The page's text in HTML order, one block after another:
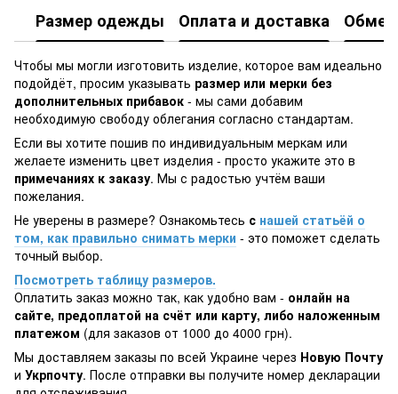
Размер одежды Оплата и доставка Обмен
Чтобы мы могли изготовить изделие, которое вам идеально
подойдёт, просим указывать размер или мерки без
дополнительных прибавок - мы сами добавим
необходимую свободу облегания согласно стандартам.
Если вы хотите пошив по индивидуальным меркам или
желаете изменить цвет изделия - просто укажите это в
примечаниях к заказу. Мы с радостью учтём ваши
пожелания.
Не уверены в размере? Ознакомьтесь с нашей статьёй о
том, как правильно снимать мерки - это поможет сделать
точный выбор.
Посмотреть таблицу размеров.
Оплатить заказ можно так, как удобно вам - онлайн на
сайте, предоплатой на счёт или карту, либо наложенным
платежом (для заказов от 1000 до 4000 грн).
Мы доставляем заказы по всей Украине через Новую Почту
и Укрпочту. После отправки вы получите номер декларации